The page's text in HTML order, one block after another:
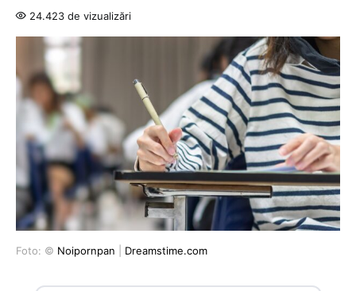
24.423 de vizualizări
Foto: © Noipornpan Dreamstime.com